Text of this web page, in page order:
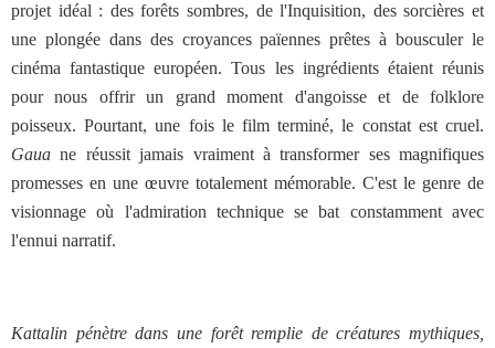
projet idéal : des forêts sombres, de l'Inquisition, des sorcières et
une plongée dans des croyances païennes prêtes à bousculer le
cinéma fantastique européen. Tous les ingrédients étaient réunis
pour nous offrir un grand moment d'angoisse et de folklore
poisseux. Pourtant, une fois le film terminé, le constat est cruel.
Gaua ne réussit jamais vraiment à transformer ses magnifiques
promesses en une œuvre totalement mémorable. C'est le genre de
visionnage où l'admiration technique se bat constamment avec
l'ennui narratif.
Kattalin pénètre dans une forêt remplie de créatures mythiques,